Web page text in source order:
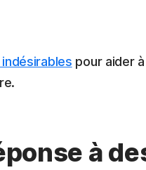
pour aider
à